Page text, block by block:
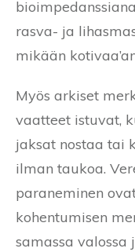
rasva- ja
mikään
Myös arkiset
vaatteet istuvat,
jaksat nostaa tai
ilman taukoa.
paraneminen
kohentumisen
samassa valossa